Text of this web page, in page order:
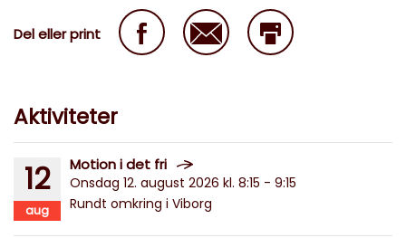
Del eller print
Aktiviteter
12
aug
Motion i det fri
Onsdag 12. august 2026 kl. 8:15 - 9:15
Rundt omkring i Viborg